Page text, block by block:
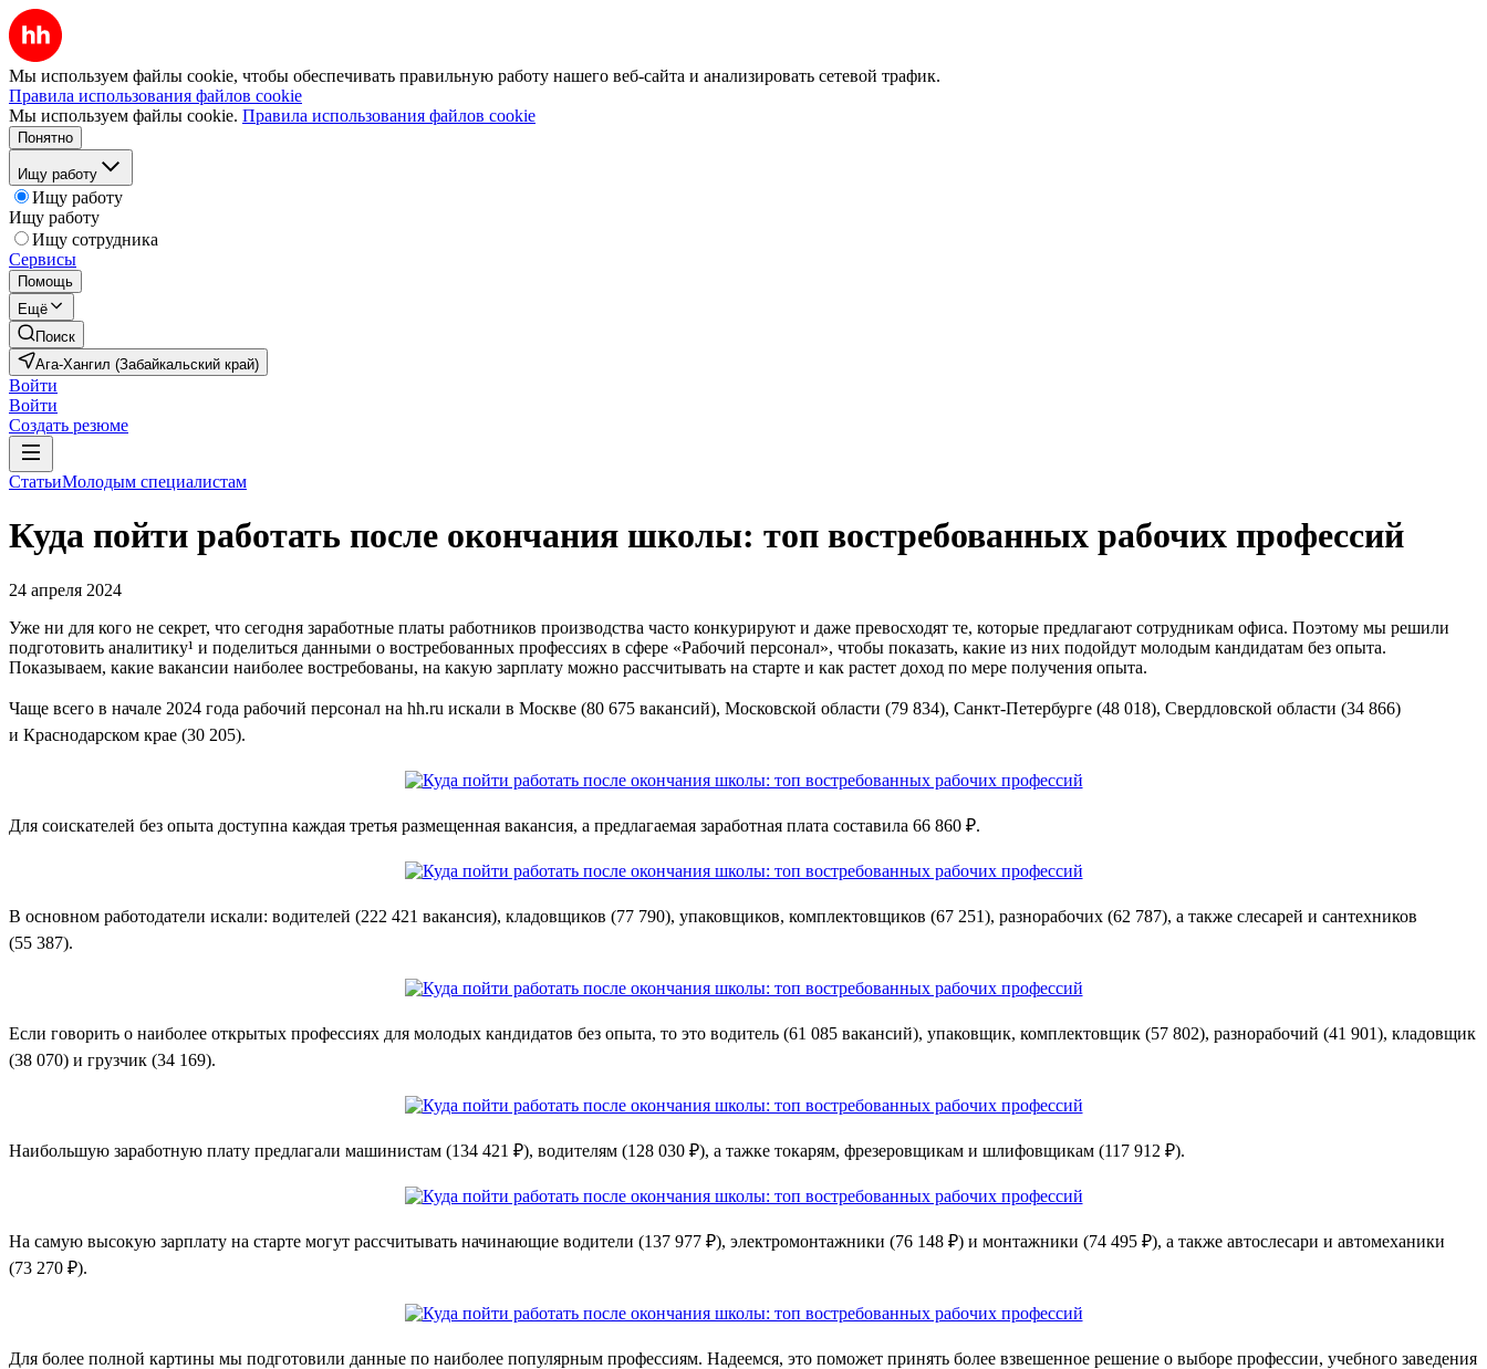
Мы используем файлы cookie, чтобы обеспечивать правильную работу нашего веб-сайта и анализировать сетевой трафик.
Правила использования файлов cookie
Мы используем файлы cookie. Правила использования файлов cookie
Понятно
Ищу работу
Ищу работу
Ищу работу
Ищу сотрудника
Сервисы
Помощь
Ещё
Поиск
Ага-Хангил (Забайкальский край)
Войти
Войти
Создать резюме
СтатьиМолодым специалистам
Куда пойти работать после окончания школы: топ востребованных рабочих профессий
24 апреля 2024
Уже ни для кого не секрет, что сегодня заработные платы работников производства часто конкурируют и даже превосходят те, которые предлагают сотрудникам офиса. Поэтому мы решили
подготовить аналитику¹ и поделиться данными о востребованных профессиях в сфере «Рабочий персонал», чтобы показать, какие из них подойдут молодым кандидатам без опыта.
Показываем, какие вакансии наиболее востребованы, на какую зарплату можно рассчитывать на старте и как растет доход по мере получения опыта.
Чаще всего в начале 2024 года рабочий персонал на hh.ru искали в Москве (80 675 вакансий), Московской области (79 834), Санкт-Петербурге (48 018), Свердловской области (34 866)
и Краснодарском крае (30 205).
Для соискателей без опыта доступна каждая третья размещенная вакансия, а предлагаемая заработная плата составила 66 860 ₽.
В основном работодатели искали: водителей (222 421 вакансия), кладовщиков (77 790), упаковщиков, комплектовщиков (67 251), разнорабочих (62 787), а также слесарей и сантехников
(55 387).
Если говорить о наиболее открытых профессиях для молодых кандидатов без опыта, то это водитель (61 085 вакансий), упаковщик, комплектовщик (57 802), разнорабочий (41 901), кладовщик
(38 070) и грузчик (34 169).
Наибольшую заработную плату предлагали машинистам (134 421 ₽), водителям (128 030 ₽), а тажке токарям, фрезеровщикам и шлифовщикам (117 912 ₽).
На самую высокую зарплату на старте могут рассчитывать начинающие водители (137 977 ₽), электромонтажники (76 148 ₽) и монтажники (74 495 ₽), а также автослесари и автомеханики
(73 270 ₽).
Для более полной картины мы подготовили данные по наиболее популярным профессиям. Надеемся, это поможет принять более взвешенное решение о выборе профессии, учебного заведения